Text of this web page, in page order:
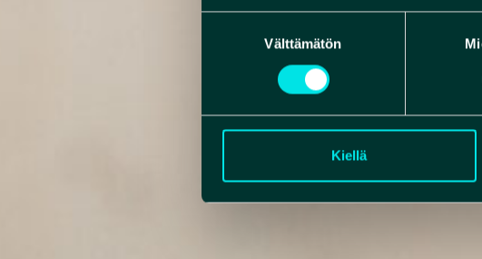
Välttämätön
Kiellä